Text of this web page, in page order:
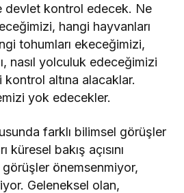
devlet kontrol edecek. Ne
hangi hayvanları
tohumları ekeceğimizi,
nasıl yolculuk edeceğimizi
altına alacaklar.
yok edecekler.
farklı bilimsel görüşler
küresel bakış açısını
önemsenmiyor,
Geleneksel olan,